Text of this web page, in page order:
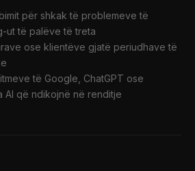
për shkak të problemeve të
ut të palëve të treta
ose klientëve gjatë periudhave të
të Google, ChatGPT ose
AI që ndikojnë në renditje